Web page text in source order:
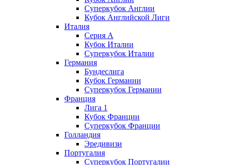
Суперкубок Англии
Кубок Английской Лиги
Италия
Серия А
Кубок Италии
Суперкубок Италии
Германия
Бундеслига
Кубок Германии
Суперкубок Германии
Франция
Лига 1
Кубок Франции
Суперкубок Франции
Голландия
Эредивизи
Португалия
Суперкубок Португалии